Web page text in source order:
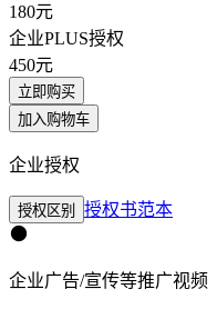
180元
企业PLUS授权
450元
立即购买
加入购物车
企业授权
授权区别 授权书范本
企业广告/宣传等推广视频